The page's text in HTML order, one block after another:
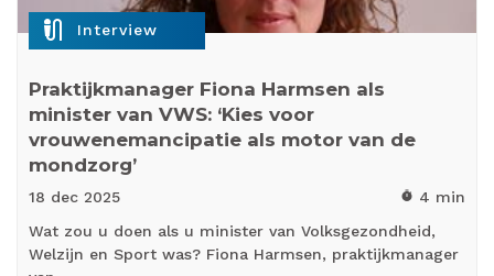
mic_external_on Interview
Praktijkmanager Fiona Harmsen als
minister van VWS: ‘Kies voor
vrouwenemancipatie als motor van de
mondzorg’
18 dec 2025 timer 4 min
Wat zou u doen als u minister van Volksgezondheid,
Welzijn en Sport was? Fiona Harmsen, praktijkmanager